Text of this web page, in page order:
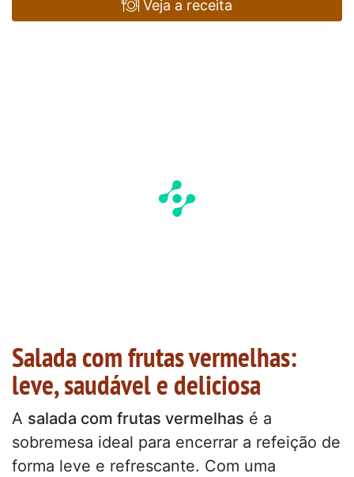
Veja a receita
Salada com frutas vermelhas:
leve, saudável e deliciosa
A salada com frutas vermelhas é a
sobremesa ideal para encerrar a refeição de
forma leve e refrescante. Com uma